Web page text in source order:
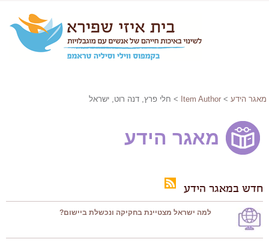
מאגר הידע >
Item Author > חלי פרץ, דנה רוט, ישראל
מאגר הידע
חדש במאגר הידע
למה ישראל מצטיינת בחקיקה ונכשלת ביישום?